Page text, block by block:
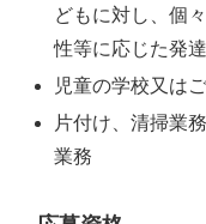
どもに対し、個
性等に応じた発
児童の学校又は
片付け、清掃業
業務